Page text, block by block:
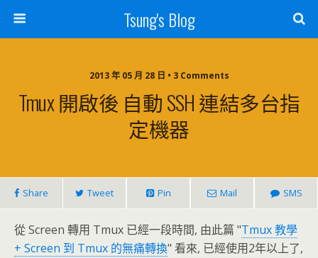
Tsung's Blog
2013 年 05 月 28 日 • 3 Comments
Tmux 開啟後 自動 SSH 連結多台指
定機器
Share Tweet Pin Mail SMS
從 Screen 轉用 Tmux 已經一段時間, 由此篇 "Tmux 教學
+ Screen 到 Tmux 的無痛轉換" 看來, 已經使用2年以上了,